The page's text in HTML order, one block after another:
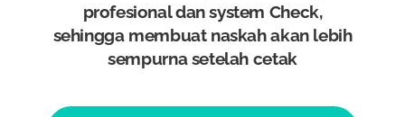
profesional dan system Check,
sehingga membuat naskah akan lebih
sempurna setelah cetak